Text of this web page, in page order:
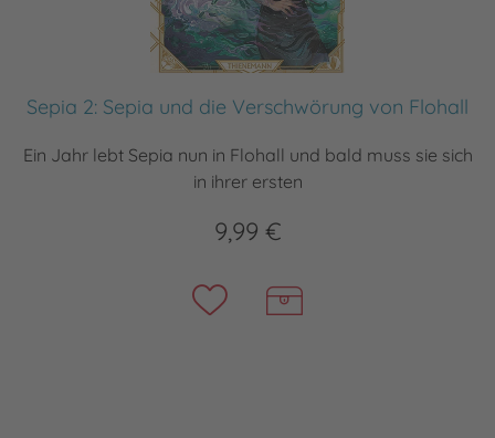
Sepia 2: Sepia und die Verschwörung von Flohall
Ein Jahr lebt Sepia nun in Flohall und bald muss sie sich
in ihrer ersten
9,99 €